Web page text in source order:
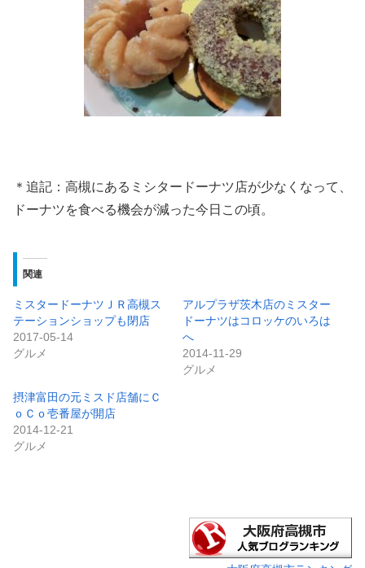
＊追記：高槻にあるミシタードーナツ店が少なくなって、
ドーナツを食べる機会が減った今日この頃。
関連
ミスタードーナツＪＲ高槻ス
テーションショップも閉店
2017-05-14
グルメ
アルプラザ茨木店のミスター
ドーナツはコロッケのいろは
へ
2014-11-29
グルメ
摂津富田の元ミスド店舗にＣ
ｏＣｏ壱番屋が開店
2014-12-21
グルメ